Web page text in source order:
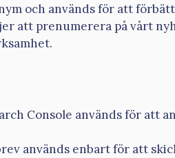
och används för att
att prenumerera på vårt
Console används för att
används enbart för att